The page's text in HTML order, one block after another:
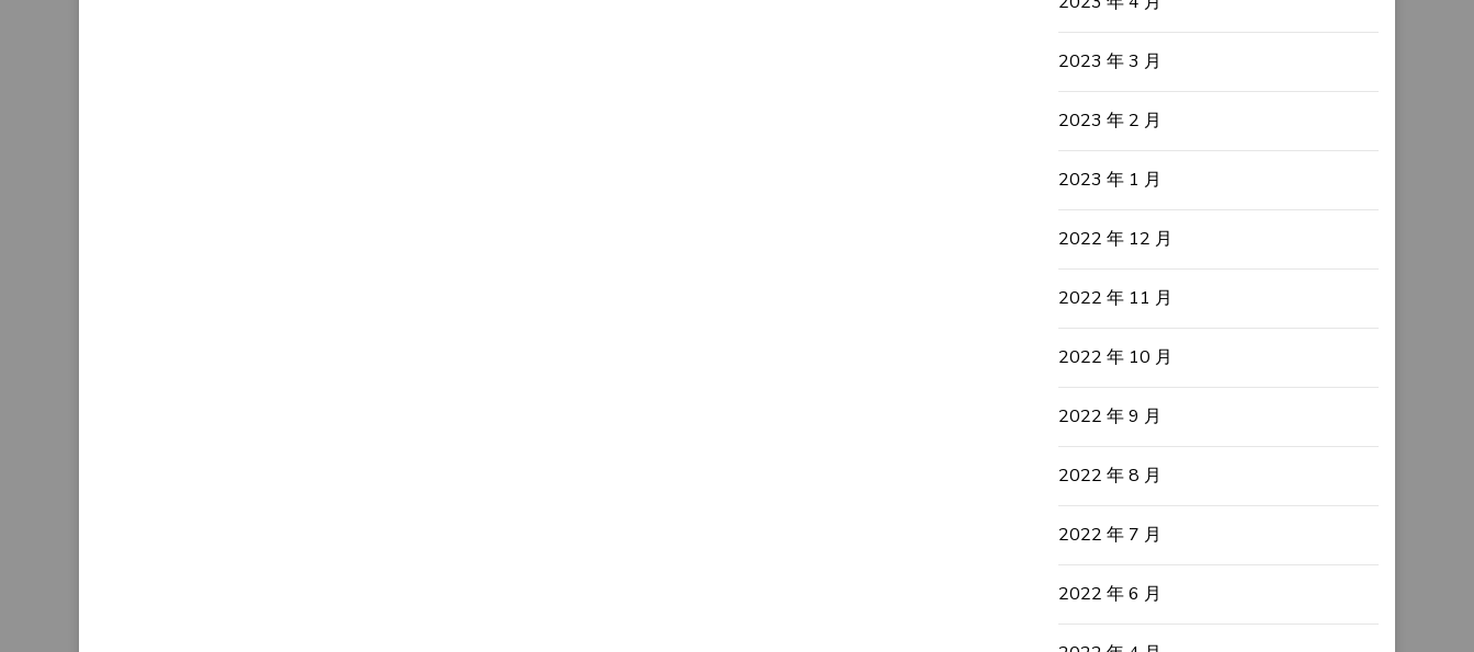
2023 年 3 月
2023 年 2 月
2023 年 1 月
2022 年 12 月
2022 年 11 月
2022 年 10 月
2022 年 9 月
2022 年 8 月
2022 年 7 月
2022 年 6 月